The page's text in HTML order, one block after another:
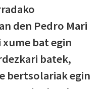
den Pedro Mari
bat egin
batek,
bertsolariak egin